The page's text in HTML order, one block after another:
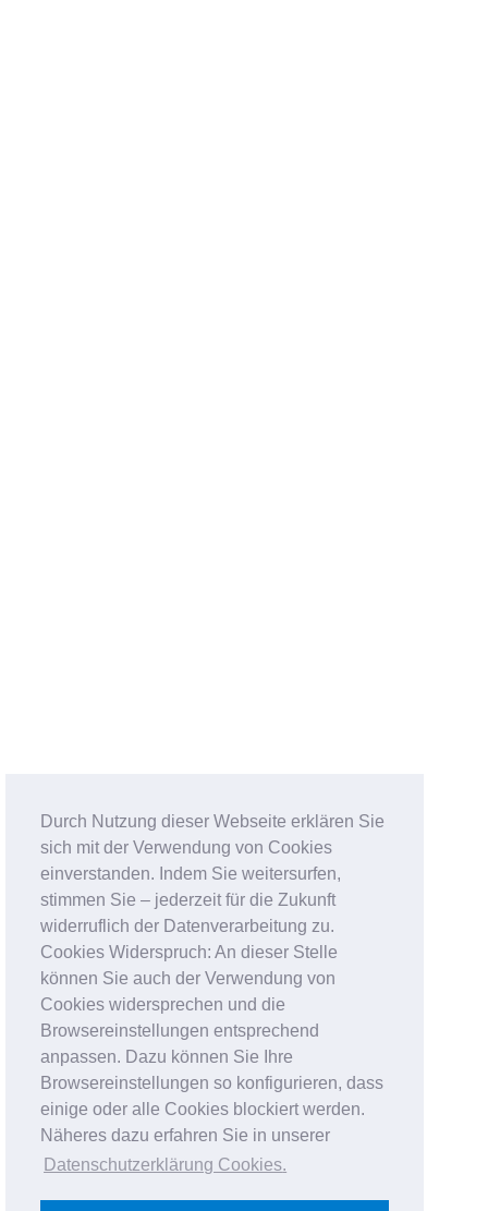
Durch Nutzung dieser Webseite erklären Sie
sich mit der Verwendung von Cookies
einverstanden. Indem Sie weitersurfen,
stimmen Sie – jederzeit für die Zukunft
widerruflich der Datenverarbeitung zu.
Cookies Widerspruch: An dieser Stelle
können Sie auch der Verwendung von
Cookies widersprechen und die
Browsereinstellungen entsprechend
anpassen. Dazu können Sie Ihre
Browsereinstellungen so konfigurieren, dass
einige oder alle Cookies blockiert werden.
Näheres dazu erfahren Sie in unserer
Datenschutzerklärung Cookies.